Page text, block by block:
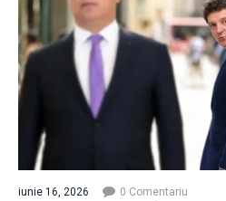
iunie 16, 2026 0 Comentariu